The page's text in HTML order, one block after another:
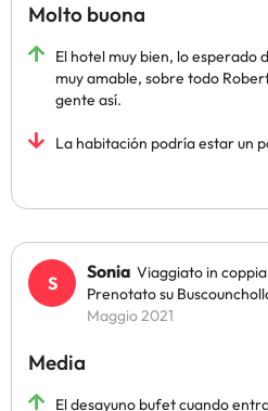
Molto buona
El hotel muy bien, lo esperado
muy amable, sobre todo
gente así.
La habitación podría estar un
Sonia Viaggiato in coppia
Prenotato su
Maggio 2021
Media
El desayuno bufet cuando